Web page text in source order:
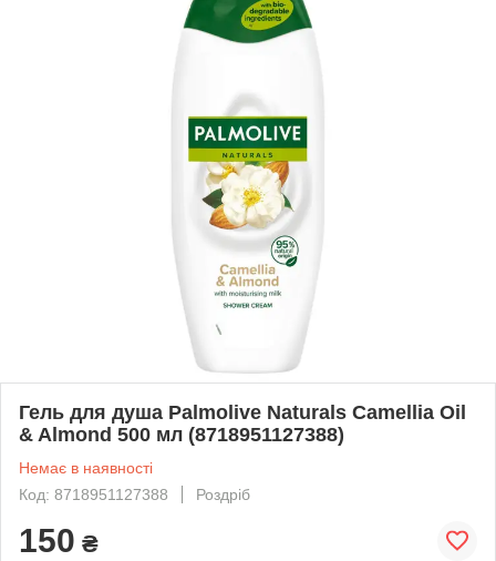
Гель для душа Palmolive Naturals Camellia Oil
& Almond 500 мл (8718951127388)
Немає в наявності
Код: 8718951127388
Роздріб
150 ₴